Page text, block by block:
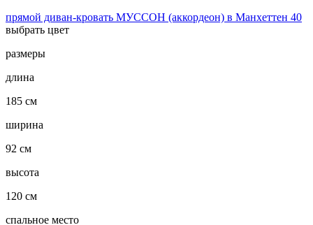
прямой диван-кровать МУССОН (аккордеон) в Манхеттен 40
выбрать цвет
размеры
длина
185 см
ширина
92 см
высота
120 см
спальное место